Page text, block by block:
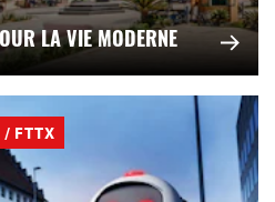
LA VIE MODERNE
/ FTTX